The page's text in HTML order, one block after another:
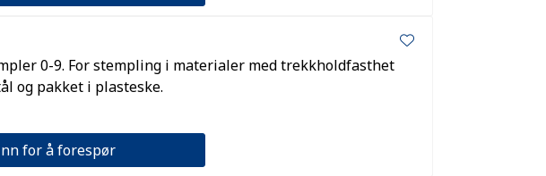
0-9. For stempling i materialer med trekkholdfasthet
og pakket i plasteske.
for å forespør